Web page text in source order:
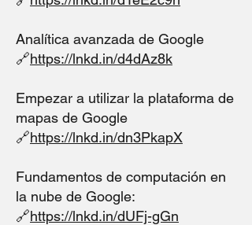
Analítica avanzada de Google
🔗https://lnkd.in/d4dAz8k
Empezar a utilizar la plataforma de
mapas de Google
🔗https://lnkd.in/dn3PkapX
Fundamentos de computación en
la nube de Google:
🔗https://lnkd.in/dUFj-gGn